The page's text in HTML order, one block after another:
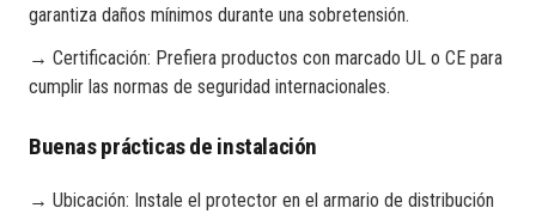
garantiza daños mínimos durante una sobretensión.
→ Certificación: Prefiera productos con marcado UL o CE para
cumplir las normas de seguridad internacionales.
Buenas prácticas de instalación
→ Ubicación: Instale el protector en el armario de distribución